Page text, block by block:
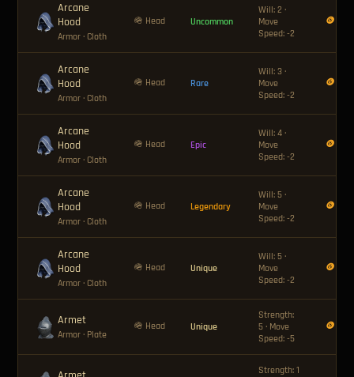
Arcane
Hood
Armor · Cloth
🪖 Head Uncommon
Will: 2 ·
Move
Speed: -2
🪙 12
Arcane
Hood
Armor · Cloth
🪖 Head Rare
Will: 3 ·
Move
Speed: -2
🪙 24
Arcane
Hood
Armor · Cloth
🪖 Head Epic
Will: 4 ·
Move
Speed: -2
🪙 40
Arcane
Hood
Armor · Cloth
🪖 Head Legendary
Will: 5 ·
Move
Speed: -2
🪙 80
Arcane
Hood
Armor · Cloth
🪖 Head Unique
Will: 5 ·
Move
Speed: -2
🪙 120
Armet
Armor · Plate
🪖 Head Unique
Strength:
5 · Move
Speed: -5
🪙 120
Strength: 1